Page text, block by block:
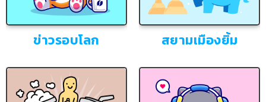
ข่าวรอบโลก สยามเมืองยิ้ม